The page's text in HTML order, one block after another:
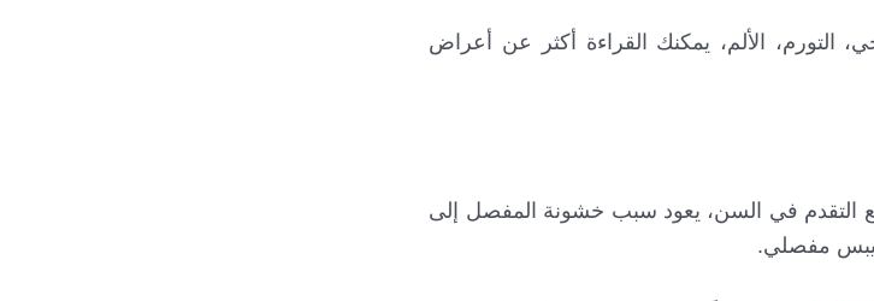
التورم، الألم، يمكنك القراءة أكثر عن أعراض
التقدم في السن، يعود سبب خشونة المفصل إلى
مفصلي.